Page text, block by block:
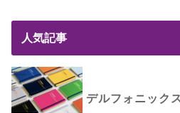
人気記事
デルフォニック